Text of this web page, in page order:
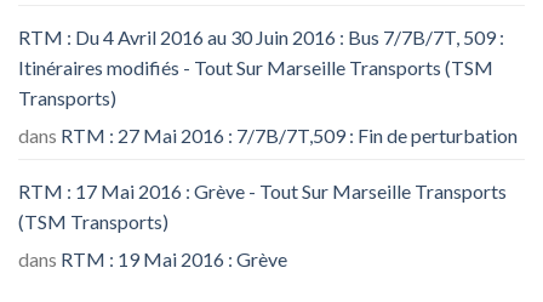
RTM : Du 4 Avril 2016 au 30 Juin 2016 : Bus 7/7B/7T, 509 :
Itinéraires modifiés - Tout Sur Marseille Transports (TSM
Transports)
dans RTM : 27 Mai 2016 : 7/7B/7T,509 : Fin de perturbation
RTM : 17 Mai 2016 : Grève - Tout Sur Marseille Transports
(TSM Transports)
dans RTM : 19 Mai 2016 : Grève